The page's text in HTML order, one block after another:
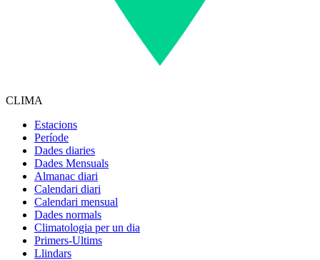
CLIMA
Estacions
Període
Dades diaries
Dades Mensuals
Almanac diari
Calendari diari
Calendari mensual
Dades normals
Climatologia per un dia
Primers-Ultims
Llindars